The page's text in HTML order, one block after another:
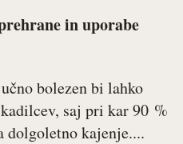
in uporabe
bolezen bi lahko
saj pri kar 90 %
dolgoletno kajenje....